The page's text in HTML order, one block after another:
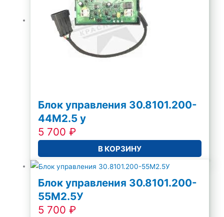
Блок управления 30.8101.200-
44М2.5 у
5 700₽
В КОРЗИНУ
Блок управления 30.8101.200-
55М2.5У
5 700₽